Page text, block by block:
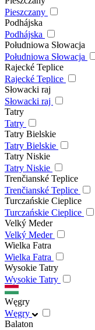
Pieszczany
Podhájska
Podhájska
Południowa Słowacja
Południowa Słowacja
Rajecké Teplice
Rajecké Teplice
Słowacki raj
Słowacki raj
Tatry
Tatry
Tatry Bielskie
Tatry Bielskie
Tatry Niskie
Tatry Niskie
Trenčianské Teplice
Trenčianské Teplice
Turczańskie Cieplice
Turczańskie Cieplice
Velký Meder
Velký Meder
Wielka Fatra
Wielka Fatra
Wysokie Tatry
Wysokie Tatry
Węgry
Węgry
Balaton